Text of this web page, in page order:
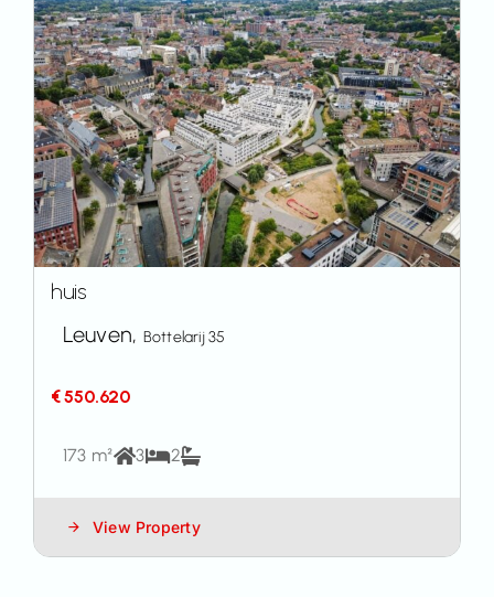
huis
Leuven, Bottelarij 35
€ 550.620
173 m² 3 2
View Property